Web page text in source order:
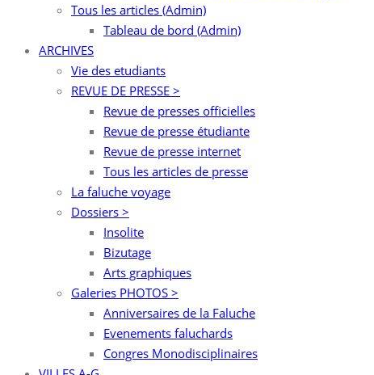
Tous les articles (Admin)
Tableau de bord (Admin)
ARCHIVES
Vie des etudiants
REVUE DE PRESSE >
Revue de presses officielles
Revue de presse étudiante
Revue de presse internet
Tous les articles de presse
La faluche voyage
Dossiers >
Insolite
Bizutage
Arts graphiques
Galeries PHOTOS >
Anniversaires de la Faluche
Evenements faluchards
Congres Monodisciplinaires